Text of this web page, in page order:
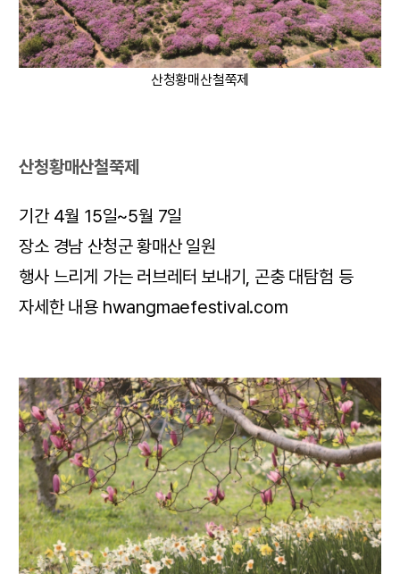
산청황매산철쭉제
산청황매산철쭉제
기간 4월 15일~5월 7일
장소 경남 산청군 황매산 일원
행사 느리게 가는 러브레터 보내기, 곤충 대탐험 등
자세한 내용 hwangmaefestival.com